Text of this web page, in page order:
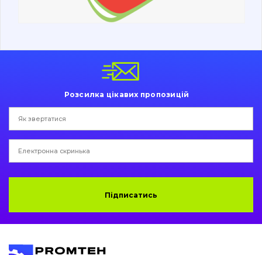
Захист (ковша, адаптера)
Пальці та Втулки
Гідравліка
написати
листа
Розсилка цікавих пропозицій
Підписатись